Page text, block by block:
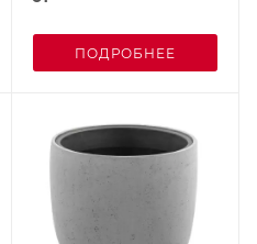
ПОДРОБНЕЕ